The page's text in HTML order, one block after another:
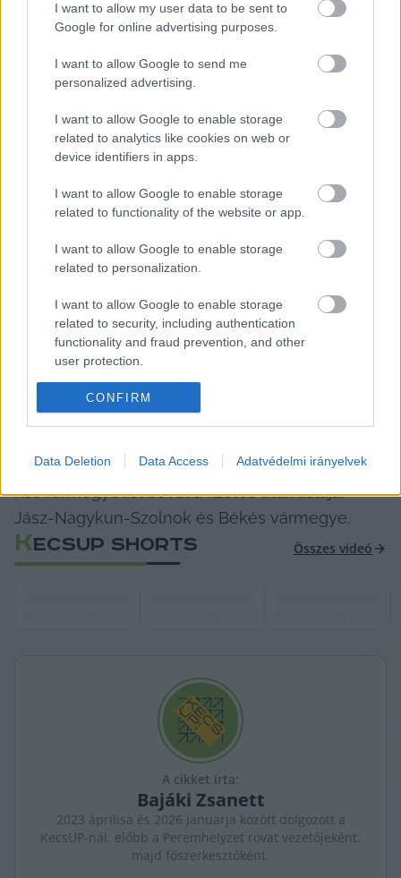
I want to allow my user data to be sent to
Google for online advertising purposes.
I want to allow Google to send me
personalized advertising.
I want to allow Google to enable storage
related to analytics like cookies on web or
device identifiers in apps.
I want to allow Google to enable storage
related to functionality of the website or app.
I want to allow Google to enable storage
related to personalization.
I want to allow Google to enable storage
related to security, including authentication
functionality and fraud prevention, and other
user protection.
CONFIRM
Data Deletion Data Access Adatvédelmi irányelvek
csomóponttól Szarvas/Szentes
út csomópontig,
az M31-es a Nagytarcsai csomóponttól M3-
M31 csomópontig,
az M6-os Budapest, Barackos út
az M76-os
Balatonszentgyörgy/Balatonberény
csomóponttól Keszthely-Fenékpuszta
csomópontig.
A lista alapján tehát 2024. február 1-jétől további
két vármegyével bővül a fizetős utak listája:
Jász-Nagykun-Szolnok és Békés vármegye.
KECSUP SHORTS Összes videó
A cikket írta:
Bajáki Zsanett
2023 áprilisa és 2026 januárja között dolgozott a
KecsUP-nál, előbb a Peremhelyzet rovat vezetőjeként,
majd főszerkesztőként.